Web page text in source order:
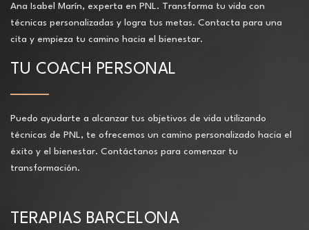
Ana Isabel Marín, experta en PNL. Transforma tu vida con
técnicas personalizadas y logra tus metas. Contacta para una
cita y empieza tu camino hacia el bienestar.
TU COACH PERSONAL
Puedo ayudarte a alcanzar tus objetivos de vida utilizando
técnicas de PNL, te ofrecemos un camino personalizado hacia el
éxito y el bienestar. Contáctanos para comenzar tu
transformación.
TERAPIAS BARCELONA